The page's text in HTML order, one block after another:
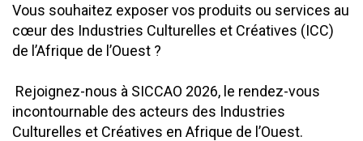
Vous souhaitez exposer vos produits ou services au
cœur des Industries Culturelles et Créatives (ICC)
de l’Afrique de l’Ouest ?
Rejoignez-nous à SICCAO 2026, le rendez-vous
incontournable des acteurs des Industries
Culturelles et Créatives en Afrique de l’Ouest.